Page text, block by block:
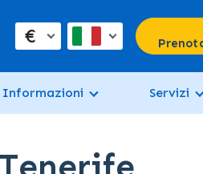
€
Informazioni Servizi